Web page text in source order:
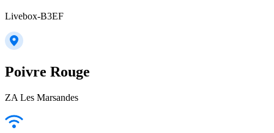
Livebox-B3EF
Poivre Rouge
ZA Les Marsandes